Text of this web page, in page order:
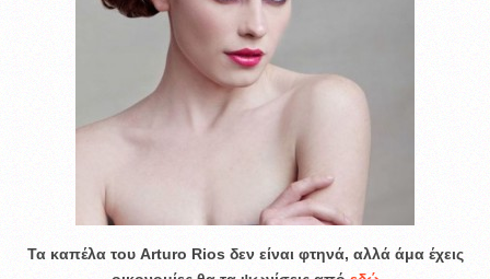
Τα καπέλα του Arturo Rios δεν είναι φτηνά, αλλά άμα έχεις